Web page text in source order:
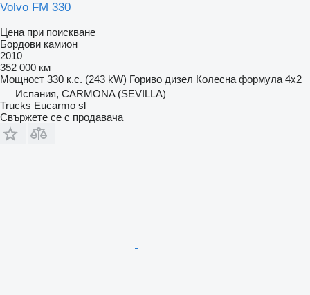
Volvo FM 330
Цена при поискване
Бордови камион
2010
352 000 км
Мощност 330 к.с. (243 kW) Гориво дизел Колесна формула 4x2
Испания, CARMONA (SEVILLA)
Trucks Eucarmo sl
Свържете се с продавача